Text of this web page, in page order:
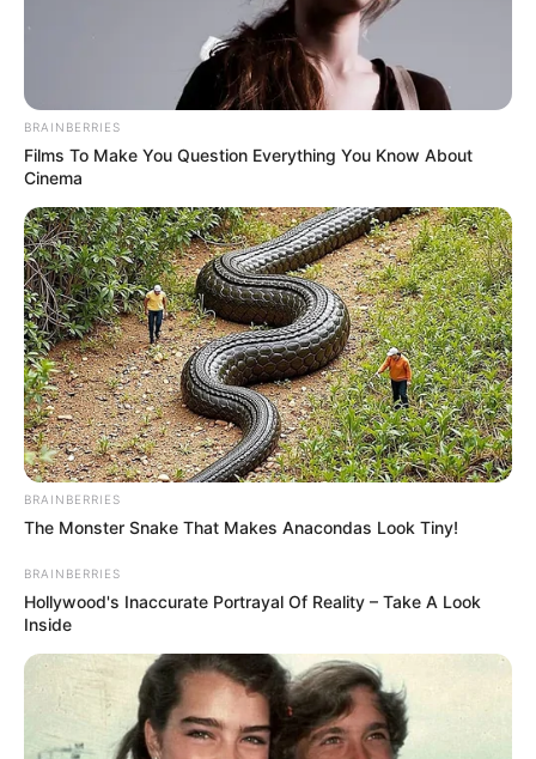
BRAINBERRIES
Films To Make You Question Everything You Know About
Cinema
BRAINBERRIES
The Monster Snake That Makes Anacondas Look Tiny!
BRAINBERRIES
Hollywood's Inaccurate Portrayal Of Reality – Take A Look
Inside